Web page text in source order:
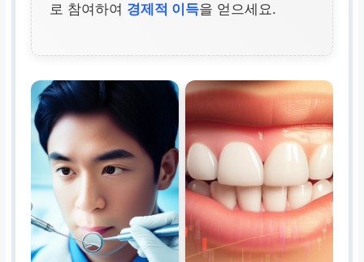
로 참여하여 경제적 이득을 얻으세요.